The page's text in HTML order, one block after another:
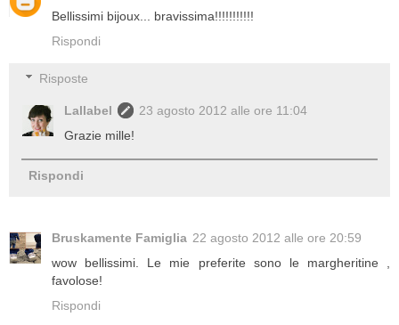
Bellissimi bijoux... bravissima!!!!!!!!!!!
Rispondi
Risposte
Lallabel
23 agosto 2012 alle ore 11:04
Grazie mille!
Rispondi
Bruskamente Famiglia 22 agosto 2012 alle ore 20:59
wow bellissimi. Le mie preferite sono le margheritine ,
favolose!
Rispondi